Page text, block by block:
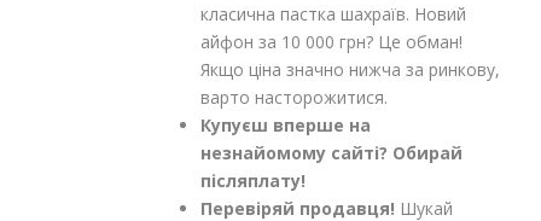
класична пастка шахраїв. Новий
айфон за 10 000 грн? Це обман!
Якщо ціна значно нижча за ринкову,
варто насторожитися.
Купуєш вперше на
незнайомому сайті? Обирай
післяплату!
Перевіряй продавця! Шукай